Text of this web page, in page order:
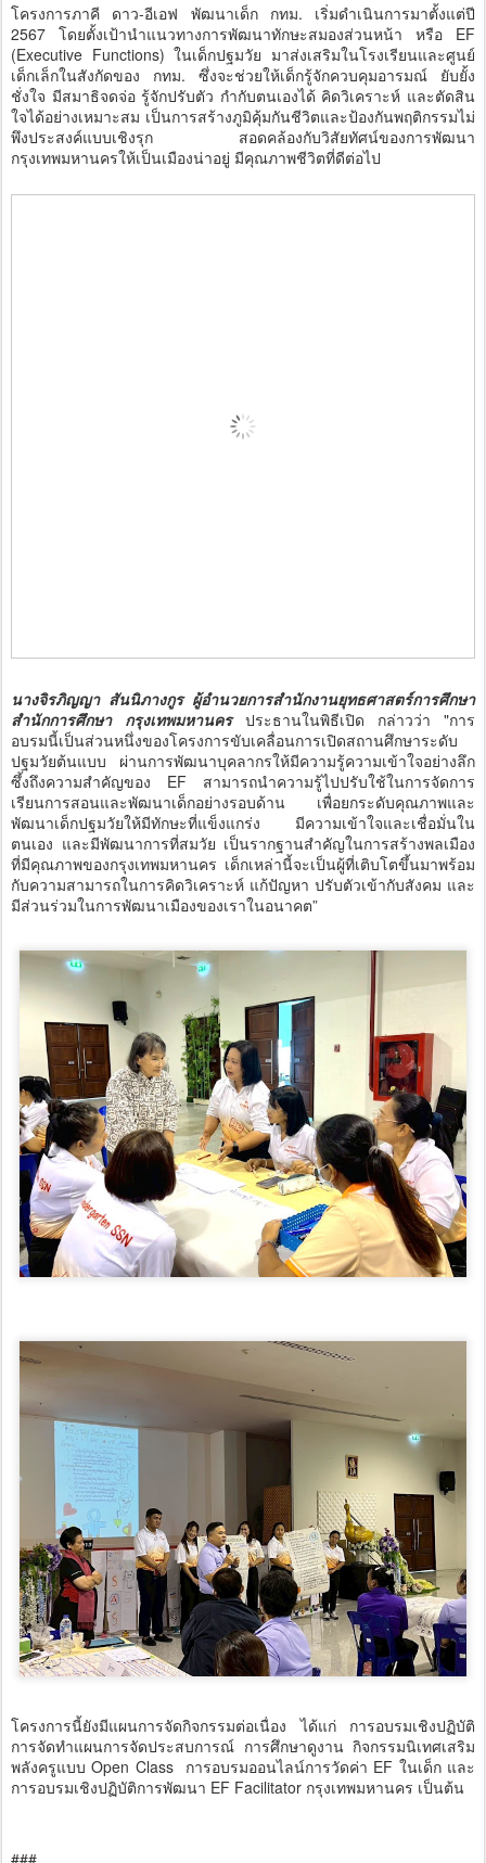
โครงการภาคี ดาว-อีเอฟ พัฒนาเด็ก กทม. เริ่มดำเนินการมาตั้งแต่ปี
2567 โดยตั้งเป้านำแนวทางการพัฒนาทักษะสมองส่วนหน้า หรือ EF
(Executive Functions) ในเด็กปฐมวัย มาส่งเสริมในโรงเรียนและศูนย์
เด็กเล็กในสังกัดของ กทม. ซึ่งจะช่วยให้เด็กรู้จักควบคุมอารมณ์ ยับยั้ง
ชั่งใจ มีสมาธิจดจ่อ รู้จักปรับตัว กำกับตนเองได้ คิดวิเคราะห์ และตัดสิน
ใจได้อย่างเหมาะสม เป็นการสร้างภูมิคุ้มกันชีวิตและป้องกันพฤติกรรมไม่
พึงประสงค์แบบเชิงรุก สอดคล้องกับวิสัยทัศน์ของการพัฒนา
กรุงเทพมหานครให้เป็นเมืองน่าอยู่ มีคุณภาพชีวิตที่ดีต่อไป
นางจิรภิญญา สันนิภางกูร ผู้อำนวยการสำนักงานยุทธศาสตร์การศึกษา
สำนักการศึกษา กรุงเทพมหานครประธานในพิธีเปิด กล่าวว่า "การ
อบรมนี้เป็นส่วนหนึ่งของโครงการขับเคลื่อนการเปิดสถานศึกษาระดับ
ปฐมวัยต้นแบบ ผ่านการพัฒนาบุคลากรให้มีความรู้ความเข้าใจอย่างลึก
ซึ้งถึงความสำคัญของ EF สามารถนำความรู้ไปปรับใช้ในการจัดการ
เรียนการสอนและพัฒนาเด็กอย่างรอบด้าน เพื่อยกระดับคุณภาพและ
พัฒนาเด็กปฐมวัยให้มีทักษะที่แข็งแกร่ง มีความเข้าใจและเชื่อมั่นใน
ตนเอง และมีพัฒนาการที่สมวัย เป็นรากฐานสำคัญในการสร้างพลเมือง
ที่มีคุณภาพของกรุงเทพมหานคร เด็กเหล่านี้จะเป็นผู้ที่เติบโตขึ้นมาพร้อม
กับความสามารถในการคิดวิเคราะห์ แก้ปัญหา ปรับตัวเข้ากับสังคม และ
มีส่วนร่วมในการพัฒนาเมืองของเราในอนาคต”
โครงการนี้ยังมีแผนการจัดกิจกรรมต่อเนื่อง ได้แก่ การอบรมเชิงปฏิบัติ
การจัดทำแผนการจัดประสบการณ์ การศึกษาดูงาน กิจกรรมนิเทศเสริม
พลังครูแบบ Open Class การอบรมออนไลน์การวัดค่า EF ในเด็ก และ
การอบรมเชิงปฏิบัติการพัฒนา EF Facilitator กรุงเทพมหานคร เป็นต้น
###